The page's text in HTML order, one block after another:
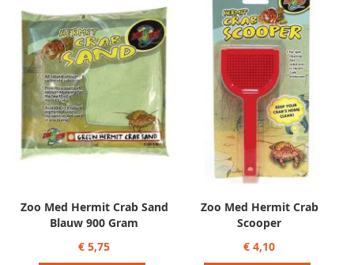
Zoo Med Hermit Crab Sand
Blauw 900 Gram
€ 5,75
Zoo Med Hermit Crab
Scooper
€ 4,10